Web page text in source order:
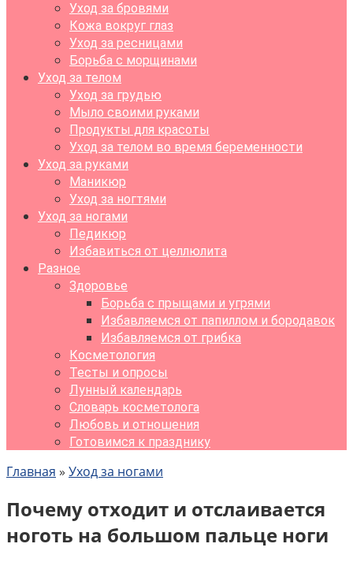
Уход за бровями
Кожа вокруг глаз
Уход за ресницами
Борьба с морщинами
Уход за телом
Уход за грудью
Мыло своими руками
Продукты для красоты
Уход за телом во время беременности
Уход за руками
Маникюр
Уход за ногтями
Уход за ногами
Педикюр
Избавиться от целлюлита
Разное
Здоровье
Борьба с прыщами и угрями
Избавляемся от папиллом и бородавок
Избавляемся от грибка
Косметология
Тесты и опросы
Лунный календарь
Словарь косметолога
Любовь и отношения
Готовимся к празднику
Главная » Уход за ногами
Почему отходит и отслаивается
ноготь на большом пальце ноги